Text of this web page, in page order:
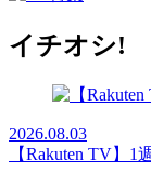
イチオシ!
2026.08.03
【Rakuten TV】1